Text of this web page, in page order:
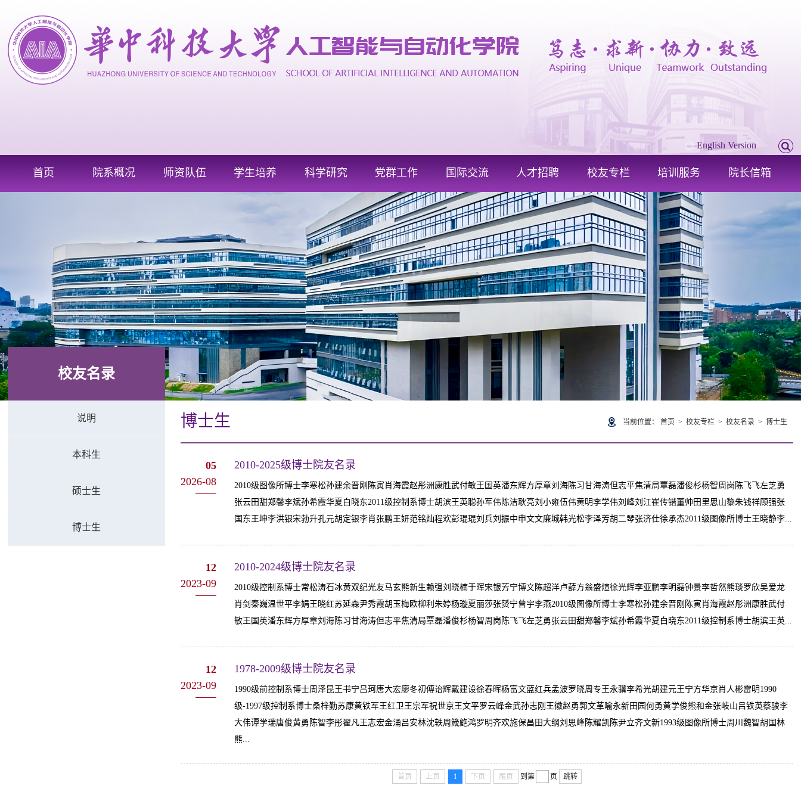
English Version
首页 院系概况 师资队伍 学生培养 科学研究 党群工作 国际交流 人才招聘 校友专栏 培训服务 院长信箱
校友名录
说明
本科生
硕士生
博士生
博士生 当前位置： 首页 > 校友专栏> 校友名录> 博士生
05
2026-08
2010-2025级博士院友名录
2010级图像所博士李寒松孙建余晋刚陈寅肖海霞赵彤洲康胜武付敏王国英潘东辉方厚章刘海陈习甘海涛但志平焦清局覃磊潘俊杉杨智周岗陈飞飞左芝勇
张云田甜郑馨李斌孙希霞华夏白晓东2011级控制系博士胡滨王英聪孙军伟陈洁耿亮刘小雍伍伟黄明李学伟刘峰刘江崔传锴董帅田里思山黎朱钱祥顾强张
国东王坤李洪银宋勃升孔元胡定银李肖张鹏王妍范铭灿程欢彭琨琨刘兵刘振中申文文廉城韩光松李泽芳胡二琴张济仕徐承杰2011级图像所博士王晓静李...
12
2023-09
2010-2024级博士院友名录
2010级控制系博士常松涛石冰黄双纪光友马玄熊新生赖强刘晓楠于晖宋银芳宁博文陈超洋卢薛方翁盛煊徐光辉李亚鹏李明磊钟景李哲然熊琰罗欣吴爱龙
肖剑秦巍温世平李娟王晓红苏延森尹秀霞胡玉梅欧柳利朱婷杨璇夏丽莎张赟宁曾宇李燕2010级图像所博士李寒松孙建余晋刚陈寅肖海霞赵彤洲康胜武付
敏王国英潘东辉方厚章刘海陈习甘海涛但志平焦清局覃磊潘俊杉杨智周岗陈飞飞左芝勇张云田甜郑馨李斌孙希霞华夏白晓东2011级控制系博士胡滨王英...
12
2023-09
1978-2009级博士院友名录
1990级前控制系博士周泽昆王书宁吕珂唐大宏廖冬初傅诒辉戴建设徐春晖杨富文蓝红兵孟波罗晓周专王永骥李希光胡建元王宁方华京肖人彬雷明1990
级-1997级控制系博士桑梓勤苏康黄铁军王红卫王宗军祝世京王文平罗云峰金武孙志刚王徽赵勇郭文革喻永新田园何勇黄学俊熊和金张岐山吕铁英蔡骏李
大伟谭学瑞唐俊黄勇陈智李彤翟凡王志宏金涌吕安林沈轶周箴鲍鸿罗明齐欢施保昌田大纲刘思峰陈耀凯陈尹立齐文新1993级图像所博士周川魏智胡国林
熊...
首页 上页 1 下页 尾页 到第 页 跳转